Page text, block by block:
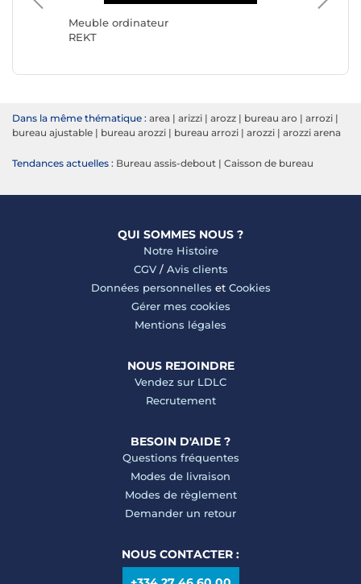
Meuble ordinateur
REKT
Dans la même thématique : area | arizzi | arozz | bureau aro | arrozi |
bureau ajustable | bureau arozzi | bureau arrozi | arozzi | arozzi arena
Tendances actuelles : Bureau assis-debout | Caisson de bureau
QUI SOMMES NOUS ?
Notre Histoire
CGV/ Avis clients
Données personnelles et Cookies
Gérer mes cookies
Mentions légales
NOUS REJOINDRE
Vendez sur LDLC
Recrutement
BESOIN D'AIDE ?
Questions fréquentes
Modes de livraison
Modes de règlement
Demander un retour
NOUS CONTACTER :